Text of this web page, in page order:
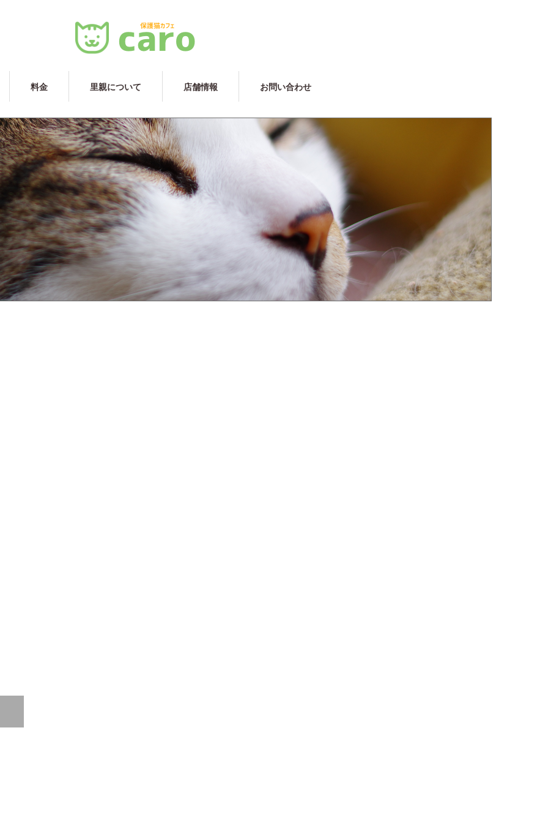
料金 里親について 店舗情報 お問い合わせ